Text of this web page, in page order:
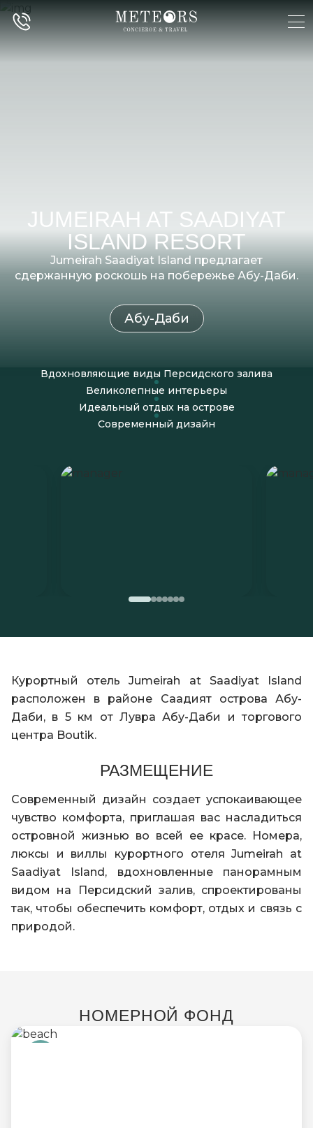
JUMEIRAH AT SAADIYAT
ISLAND RESORT
Jumeirah Saadiyat Island предлагает
сдержанную роскошь на побережье Абу-Даби.
Абу-Даби
Вдохновляющие виды Персидского залива
Великолепные интерьеры
Идеальный отдых на острове
Современный дизайн
Курортный отель Jumeirah at Saadiyat Island
расположен в районе Саадият острова Абу-
Даби, в 5 км от Лувра Абу-Даби и торгового
центра Boutik.
РАЗМЕЩЕНИЕ
Современный дизайн создает успокаивающее
чувство комфорта, приглашая вас насладиться
островной жизнью во всей ее красе. Номера,
люксы и виллы курортного отеля Jumeirah at
Saadiyat Island, вдохновленные панорамным
видом на Персидский залив, спроектированы
так, чтобы обеспечить комфорт, отдых и связь с
природой.
НОМЕРНОЙ ФОНД